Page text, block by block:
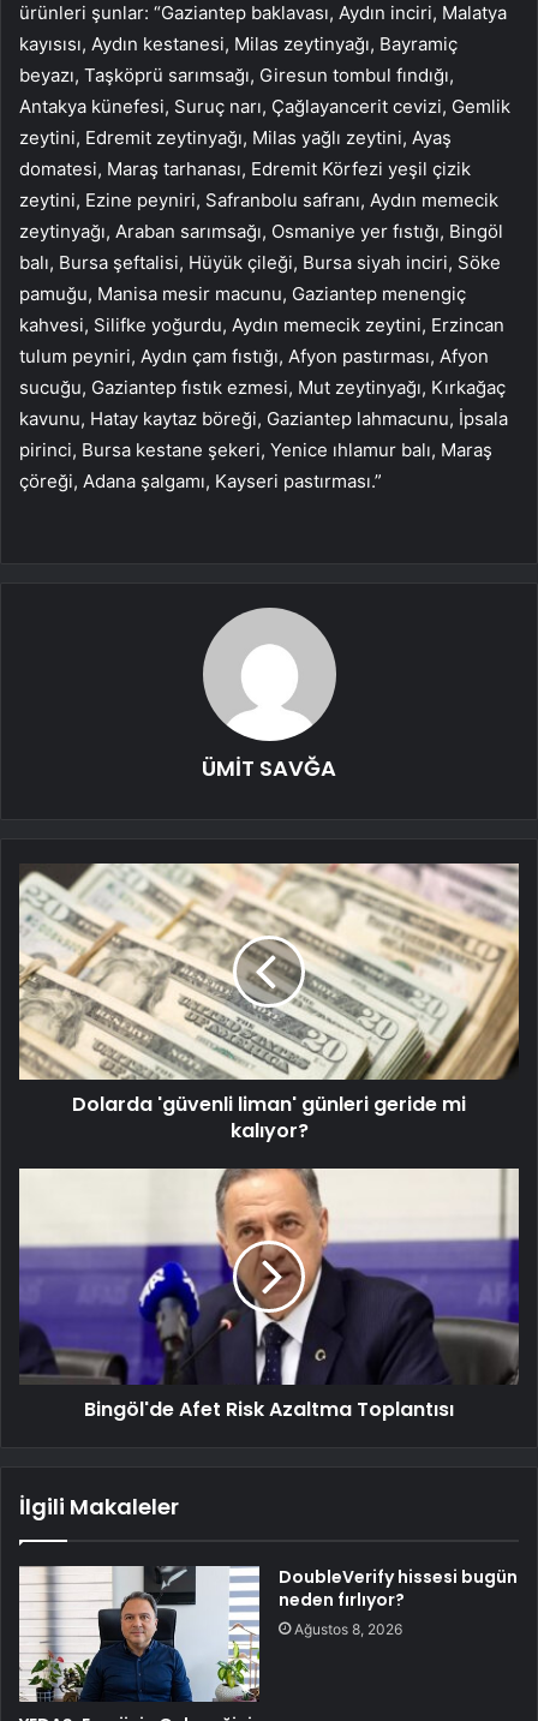
ürünleri şunlar: “Gaziantep baklavası, Aydın inciri, Malatya
kayısısı, Aydın kestanesi, Milas zeytinyağı, Bayramiç
beyazı, Taşköprü sarımsağı, Giresun tombul fındığı,
Antakya künefesi, Suruç narı, Çağlayancerit cevizi, Gemlik
zeytini, Edremit zeytinyağı, Milas yağlı zeytini, Ayaş
domatesi, Maraş tarhanası, Edremit Körfezi yeşil çizik
zeytini, Ezine peyniri, Safranbolu safranı, Aydın memecik
zeytinyağı, Araban sarımsağı, Osmaniye yer fıstığı, Bingöl
balı, Bursa şeftalisi, Hüyük çileği, Bursa siyah inciri, Söke
pamuğu, Manisa mesir macunu, Gaziantep menengiç
kahvesi, Silifke yoğurdu, Aydın memecik zeytini, Erzincan
tulum peyniri, Aydın çam fıstığı, Afyon pastırması, Afyon
sucuğu, Gaziantep fıstık ezmesi, Mut zeytinyağı, Kırkağaç
kavunu, Hatay kaytaz böreği, Gaziantep lahmacunu, İpsala
pirinci, Bursa kestane şekeri, Yenice ıhlamur balı, Maraş
çöreği, Adana şalgamı, Kayseri pastırması.”
ÜMİT SAVĞA
Dolarda 'güvenli liman' günleri geride mi
kalıyor?
Bingöl'de Afet Risk Azaltma Toplantısı
İlgili Makaleler
DoubleVerify hissesi bugün
neden fırlıyor?
Ağustos 8, 2026